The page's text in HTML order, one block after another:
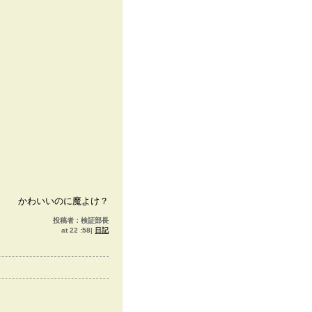
かわいいのに魔よけ？
投稿者：検証部長
at 22 :58| 日記